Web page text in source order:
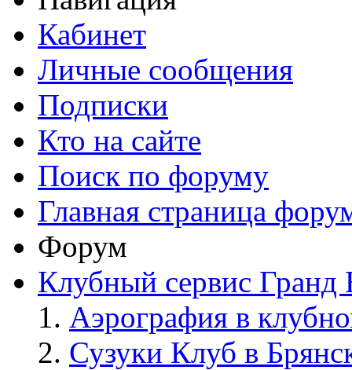
Кабинет
Личные сообщения
Подписки
Кто на сайте
Поиск по форуму
Главная страница
Форум
Клубный сервис
Аэрография в
Сузуки Клуб в